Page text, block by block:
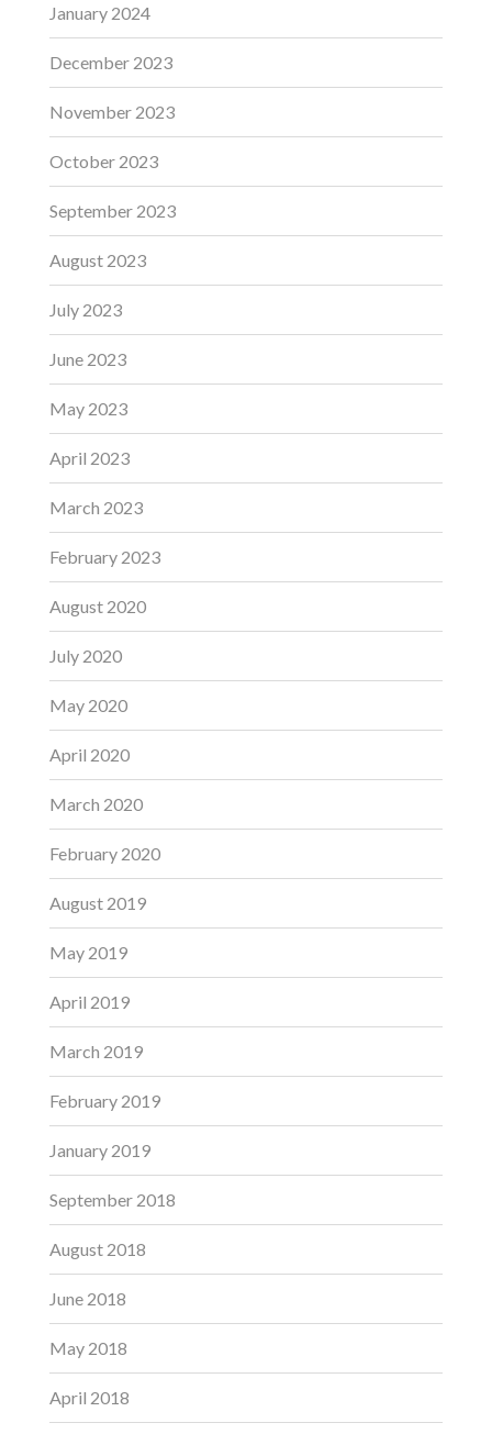
January 2024
December 2023
November 2023
October 2023
September 2023
August 2023
July 2023
June 2023
May 2023
April 2023
March 2023
February 2023
August 2020
July 2020
May 2020
April 2020
March 2020
February 2020
August 2019
May 2019
April 2019
March 2019
February 2019
January 2019
September 2018
August 2018
June 2018
May 2018
April 2018